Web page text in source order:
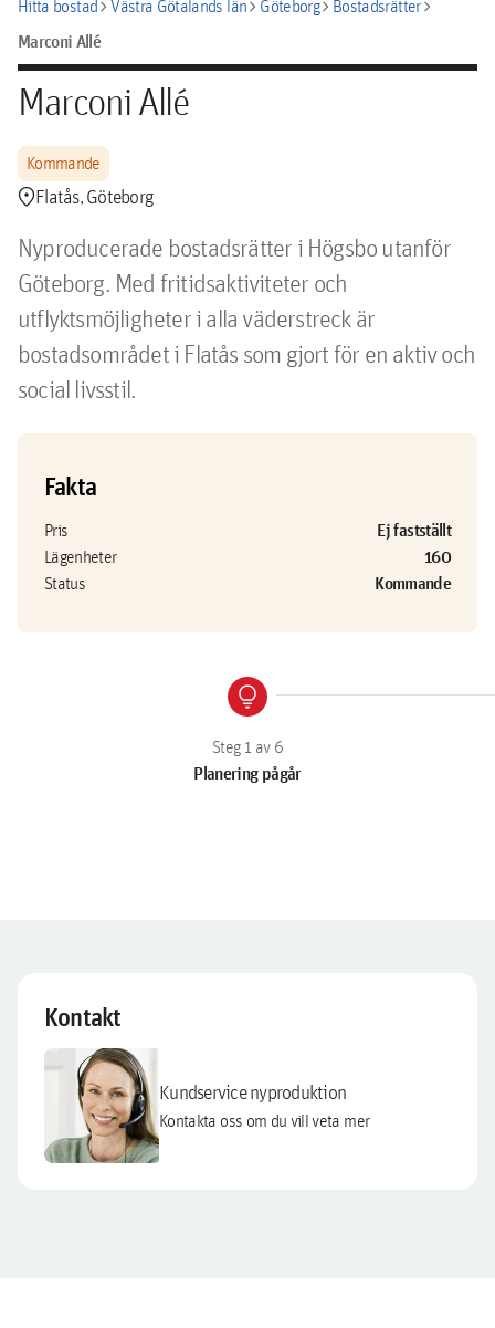
Hitta bostadchevron_rightVästra Götalands länchevron_rightGöteborgchevron_rightBostadsrätterchevron_right
Marconi Allé
Marconi Allé
Kommande
location_pinFlatås, Göteborg
Nyproducerade bostadsrätter i Högsbo utanför
Göteborg. Med fritidsaktiviteter och
utflyktsmöjligheter i alla väderstreck är
bostadsområdet i Flatås som gjort för en aktiv och
social livsstil.
Fakta
Pris Ej fastställt
Lägenheter 160
Status Kommande
lightbulb
Planering pågår
Kontakt
Kundservice nyproduktion
Kontakta oss om du vill veta mer